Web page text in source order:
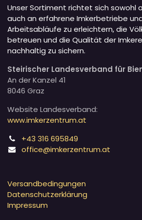
Unser Sortiment richtet sich sowohl
auch an erfahrene Imkerbetriebe
Arbeitsabläufe zu erleichtern, die
betreuen und die Qualität der
nachhaltig zu sichern.
Steirischer Landesverband für
An der Kanzel 41
8046 Graz
Website Landesverband:
www.imkerzentrum.at
+43 316 695849
office@imkerzentrum.at
Versandbedingungen
Datenschutzerklärung
Impressum